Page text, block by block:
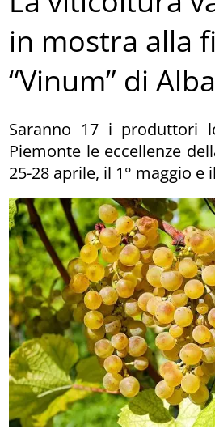
in mostra alla
“Vinum” di Alba
Saranno 17 i produttori
Piemonte le eccellenze
25-28 aprile, il 1° maggio e